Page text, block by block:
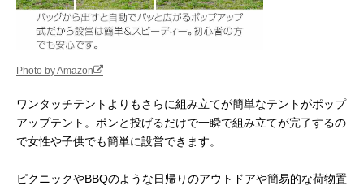
Photo by Amazon
ワンタッチテントよりもさらに組み立てが簡単なテントがポップ
アップテント。ポンと投げるだけで一瞬で組み立てが完了するの
で女性や子供でも簡単に設営できます。
ピクニックやBBQのような日帰りのアウトドアや簡易的な荷物置